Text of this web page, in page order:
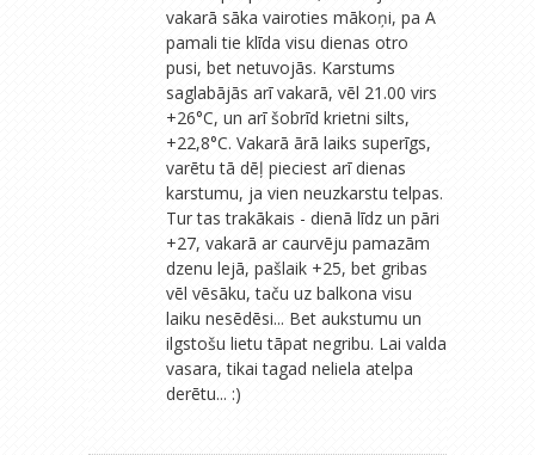
vakarā sāka vairoties mākoņi, pa A
pamali tie klīda visu dienas otro
pusi, bet netuvojās. Karstums
saglabājās arī vakarā, vēl 21.00 virs
+26°C, un arī šobrīd krietni silts,
+22,8°C. Vakarā ārā laiks superīgs,
varētu tā dēļ pieciest arī dienas
karstumu, ja vien neuzkarstu telpas.
Tur tas trakākais - dienā līdz un pāri
+27, vakarā ar caurvēju pamazām
dzenu lejā, pašlaik +25, bet gribas
vēl vēsāku, taču uz balkona visu
laiku nesēdēsi... Bet aukstumu un
ilgstošu lietu tāpat negribu. Lai valda
vasara, tikai tagad neliela atelpa
derētu... :)